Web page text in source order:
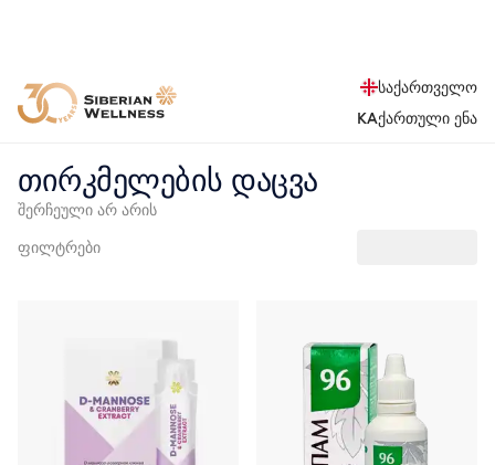
საქართველო
KAქართული ენა
თირკმელების დაცვა
შერჩეული არ არის
ფილტრები